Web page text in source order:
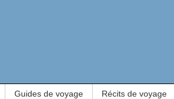
Guides de voyage Récits de voyage